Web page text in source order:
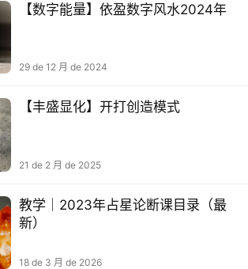
【数字能量】依盈数字风水2024年
29 de 12 月 de 2024
【丰盛显化】开打‬创造模式
21 de 2 月 de 2025
教学｜2023年占星论断课目录（最
新）
18 de 3 月 de 2026